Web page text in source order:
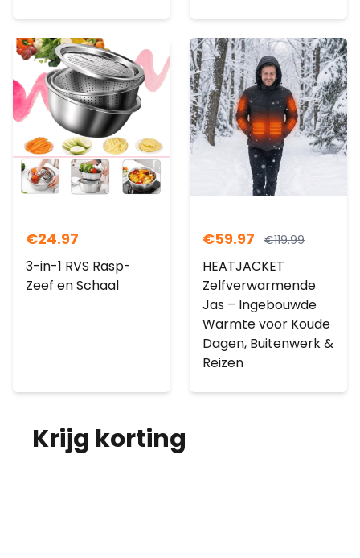
€24.97
3-in-1 RVS Rasp-
Zeef en Schaal
€59.97 €119.99
HEATJACKET
Zelfverwarmende
Jas – Ingebouwde
Warmte voor Koude
Dagen, Buitenwerk &
Reizen
Krijg korting